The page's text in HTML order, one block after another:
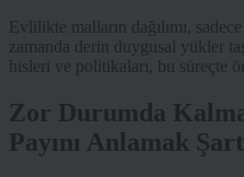
Evlilikte malların dağılımı,
zamanda derin duygusal yükler
hisleri ve politikaları, bu süreçte
Zor Durumda
Payını Anlamak